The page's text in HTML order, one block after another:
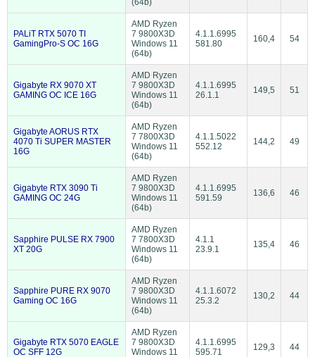
(64b)
PALiT RTX 5070 TI
GamingPro-S OC 16G
AMD Ryzen
7 9800X3D
Windows 11
(64b)
4.1.1.6995
581.80
160,4 54
Gigabyte RX 9070 XT
GAMING OC ICE 16G
AMD Ryzen
7 9800X3D
Windows 11
(64b)
4.1.1.6995
26.1.1
149,5 51
Gigabyte AORUS RTX
4070 Ti SUPER MASTER
16G
AMD Ryzen
7 7800X3D
Windows 11
(64b)
4.1.1.5022
552.12
144,2 49
Gigabyte RTX 3090 Ti
GAMING OC 24G
AMD Ryzen
7 9800X3D
Windows 11
(64b)
4.1.1.6995
591.59
136,6 46
Sapphire PULSE RX 7900
XT 20G
AMD Ryzen
7 7800X3D
Windows 11
(64b)
4.1.1
23.9.1
135,4 46
Sapphire PURE RX 9070
Gaming OC 16G
AMD Ryzen
7 9800X3D
Windows 11
(64b)
4.1.1.6072
25.3.2
130,2 44
Gigabyte RTX 5070 EAGLE
OC SFF 12G
AMD Ryzen
7 9800X3D
Windows 11
4.1.1.6995
595.71
129,3 44